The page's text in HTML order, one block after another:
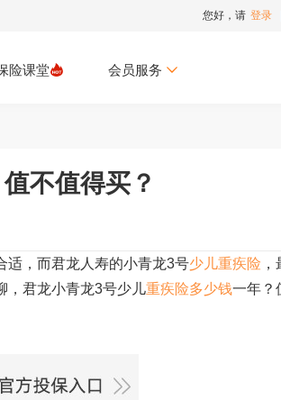
您好，请 登录
险课堂 会员服务
不值得买？
适，而君龙人寿的小青龙3号少儿重疾险
，君龙小青龙3号少儿重疾险多少钱一年？